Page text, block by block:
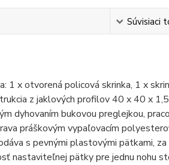
Súvisiaci
1 x otvorená policová skrinka, 1 x
z jaklových profilov 40 x 40 x
dyhovaním bukovou preglejkou,
práškovým vypaľovacím
s pevnými plastovými pätkami,
nastaviteľnej pätky pre jednu nohu